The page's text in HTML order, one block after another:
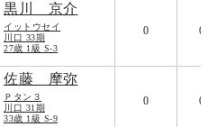
黒川 京介
イットウセイ
川口 33期
27歳 1級 S-3
0 096
佐藤 摩弥
Ｐタン３
川口 31期
33歳 1級 S-9
0 080